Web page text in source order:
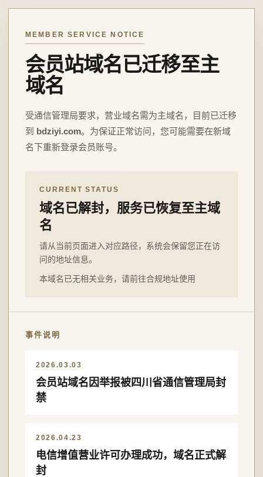
MEMBER SERVICE NOTICE
会员站域名已迁移至主
域名
受通信管理局要求，营业域名需为主域名，目前已迁移
到 bdziyi.com。为保证正常访问，您可能需要在新域
名下重新登录会员账号。
CURRENT STATUS
域名已解封，服务已恢复至主域
名
请从当前页面进入对应路径，系统会保留您正在访
问的地址信息。
本域名已无相关业务，请前往合规地址使用
事件说明
2026.03.03
会员站域名因举报被四川省通信管理局封
禁
2026.04.23
电信增值营业许可办理成功，域名正式解
封